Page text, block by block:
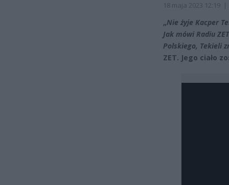
18 maja 2023 12:19 |
„Nie żyje Kacper
Jak mówi Radiu
Polskiego, Tekieli
ZET. Jego ciało